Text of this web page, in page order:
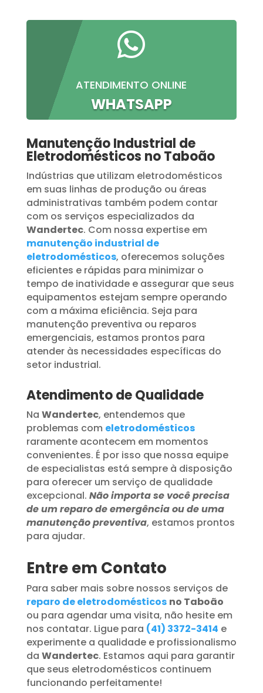

ATENDIMENTO ONLINE
WHATSAPP
Manutenção Industrial de
Eletrodomésticos no Taboão
Indústrias que utilizam eletrodomésticos
em suas linhas de produção ou áreas
administrativas também podem contar
com os serviços especializados da
Wandertec. Com nossa expertise em
manutenção industrial de
eletrodomésticos, oferecemos soluções
eficientes e rápidas para minimizar o
tempo de inatividade e assegurar que seus
equipamentos estejam sempre operando
com a máxima eficiência. Seja para
manutenção preventiva ou reparos
emergenciais, estamos prontos para
atender às necessidades específicas do
setor industrial.
Atendimento de Qualidade
Na Wandertec, entendemos que
problemas com eletrodomésticos
raramente acontecem em momentos
convenientes. É por isso que nossa equipe
de especialistas está sempre à disposição
para oferecer um serviço de qualidade
excepcional. Não importa se você precisa
de um reparo de emergência ou de uma
manutenção preventiva, estamos prontos
para ajudar.
Entre em Contato
Para saber mais sobre nossos serviços de
reparo de eletrodomésticos no Taboão
ou para agendar uma visita, não hesite em
nos contatar. Ligue para (41) 3372-3414 e
experimente a qualidade e profissionalismo
da Wandertec. Estamos aqui para garantir
que seus eletrodomésticos continuem
funcionando perfeitamente!